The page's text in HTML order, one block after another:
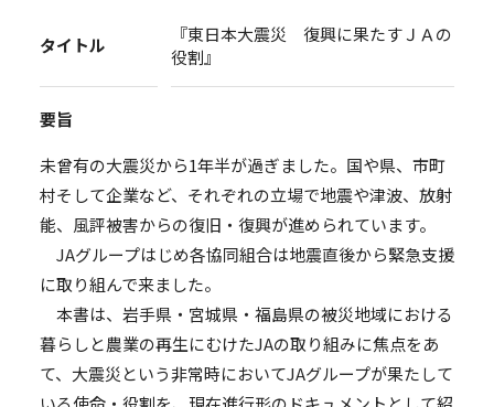
タイトル
『東日本大震災 復興に果たすＪＡの
役割』
要旨
未曾有の大震災から1年半が過ぎました。国や県、市町
村そして企業など、それぞれの立場で地震や津波、放射
能、風評被害からの復旧・復興が進められています。
JAグループはじめ各協同組合は地震直後から緊急支援
に取り組んで来ました。
本書は、岩手県・宮城県・福島県の被災地域における
暮らしと農業の再生にむけたJAの取り組みに焦点をあ
て、大震災という非常時においてJAグループが果たして